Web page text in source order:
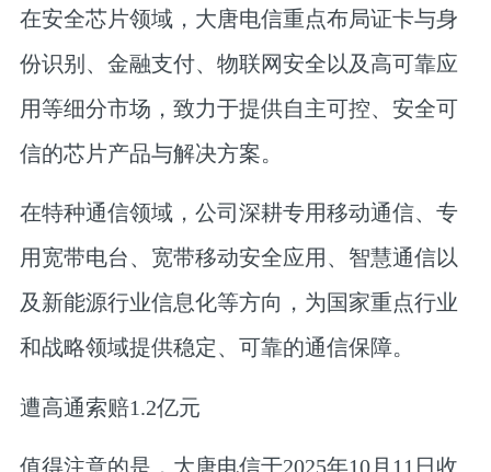
在安全芯片领域，大唐电信重点布局证卡与身
份识别、金融支付、物联网安全以及高可靠应
用等细分市场，致力于提供自主可控、安全可
信的芯片产品与解决方案。
在特种通信领域，公司深耕专用移动通信、专
用宽带电台、宽带移动安全应用、智慧通信以
及新能源行业信息化等方向，为国家重点行业
和战略领域提供稳定、可靠的通信保障。
遭高通索赔1.2亿元
值得注意的是，大唐电信于2025年10月11日收